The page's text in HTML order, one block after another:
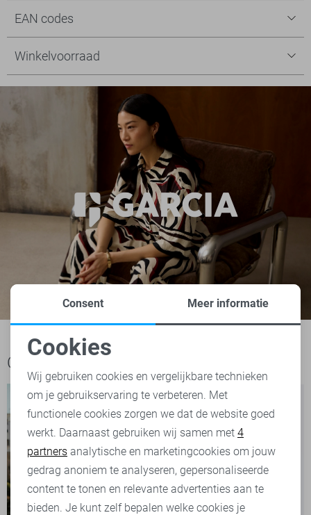
EAN codes
Winkelvoorraad
Ook het bekijken waard
Noodzakelijke cookies
Personalisatie cookies
Analytische cookies
Marketing cookies
Consent Meer informatie
Cookies
Wij gebruiken cookies en vergelijkbare technieken
om je gebruikservaring te verbeteren. Met
functionele cookies zorgen we dat de website goed
werkt. Daarnaast gebruiken wij samen met 4
partners analytische en marketingcookies om jouw
gedrag anoniem te analyseren, gepersonaliseerde
content te tonen en relevante advertenties aan te
bieden. Je kunt zelf bepalen welke cookies je